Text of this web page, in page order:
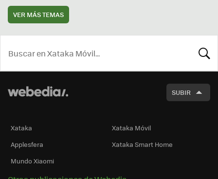
VER MÁS TEMAS
SUBIR
Xataka
Xataka Móvil
Applesfera
Xataka Smart Home
Mundo Xiaomi